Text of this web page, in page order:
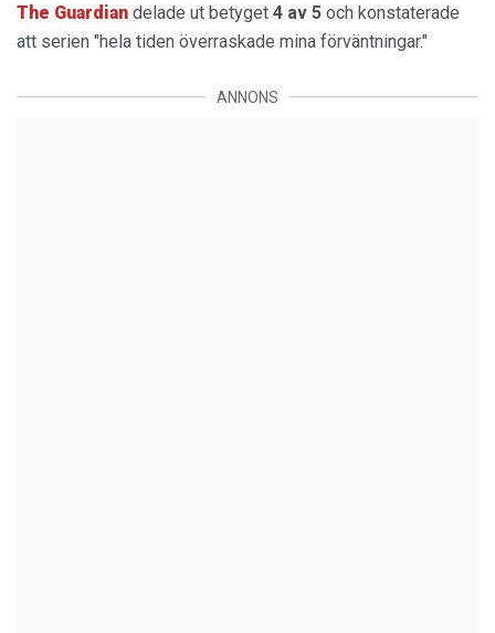
The Guardian delade ut betyget 4 av 5 och konstaterade
att serien "hela tiden överraskade mina förväntningar."
ANNONS